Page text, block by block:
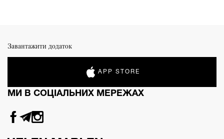
Завантажити додаток
APP STORE
МИ В СОЦІАЛЬНИХ МЕРЕЖАХ